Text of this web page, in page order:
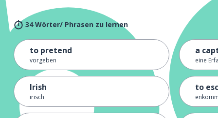
34 Wörter/ Phrasen zu lernen
to pretend
vorgeben
Irish
irisch
a
eine
to